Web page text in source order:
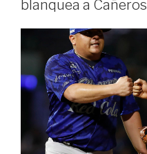
blanquea a Cañeros